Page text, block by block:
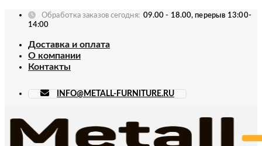
Skip
Обработка заказов сегодня: 09.00 - 18.00, перерыв 13:00-
14:00
Доставка и оплата
О компании
Контакты
INFO@METALL-FURNITURE.RU